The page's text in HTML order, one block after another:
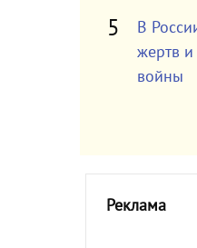
В
жертв
войны
Реклама